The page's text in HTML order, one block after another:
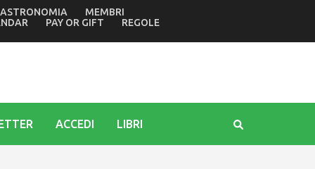
della rassegna letteraria
MEMBRI
PAY OR GIFT
REGOLE
ACCEDI LIBRI